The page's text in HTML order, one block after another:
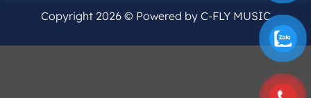
Copyright 2026 © Powered by C-FLY MUSIC